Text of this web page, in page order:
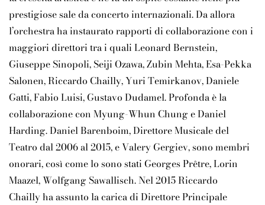
prestigiose sale da concerto internazionali. Da allora
l’orchestra ha instaurato rapporti di collaborazione con i
maggiori direttori tra i quali Leonard Bernstein,
Giuseppe Sinopoli, Seiji Ozawa, Zubin Mehta, Esa-Pekka
Salonen, Riccardo Chailly, Yuri Temirkanov, Daniele
Gatti, Fabio Luisi, Gustavo Dudamel. Profonda è la
collaborazione con Myung-Whun Chung e Daniel
Harding. Daniel Barenboim, Direttore Musicale del
Teatro dal 2006 al 2015, e Valery Gergiev, sono membri
onorari, così come lo sono stati Georges Prêtre, Lorin
Maazel, Wolfgang Sawallisch. Nel 2015Riccardo
Chaillyha assunto la carica di Direttore Principale